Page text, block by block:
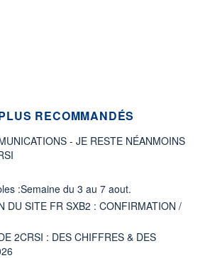
RECOMMANDÉS
- JE RESTE NÉANMOINS
:Semaine du 3 au 7 aout.
DU SITE FR SXB2 : CONFIRMATION /
2CRSI : DES CHIFFRES & DES